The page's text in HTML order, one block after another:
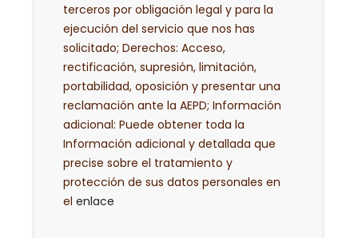
terceros por obligación legal y para la
ejecución del servicio que nos has
solicitado; Derechos: Acceso,
rectificación, supresión, limitación,
portabilidad, oposición y presentar una
reclamación ante la AEPD; Información
adicional: Puede obtener toda la
Información adicional y detallada que
precise sobre el tratamiento y
protección de sus datos personales en
el enlace